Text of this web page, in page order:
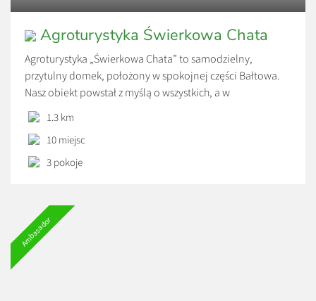
Agroturystyka Świerkowa Chata
Agroturystyka „Świerkowa Chata” to samodzielny,
przytulny domek, położony w spokojnej części Bałtowa.
Nasz obiekt powstał z myślą o wszystkich, a w
szczególności o rodzinach z dziećmi. Dlatego w trosce o
bezpieczeństwo, zdrowie oraz atrakcje dla najmłodszych
proponujemy szereg udogodnień i rozwiązań. Jest to
doskonałe miejsce do wypoczynku i relaksu. Na parterze
1.3 km
10 miejsc
3 pokoje
Ambasador